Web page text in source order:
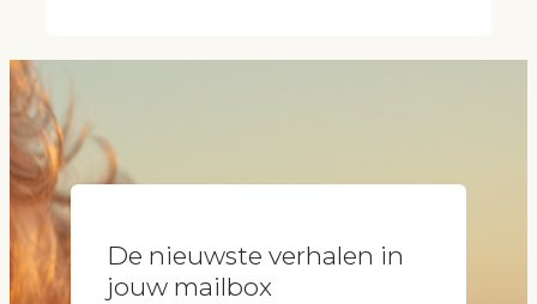
De nieuwste verhalen in
jouw mailbox